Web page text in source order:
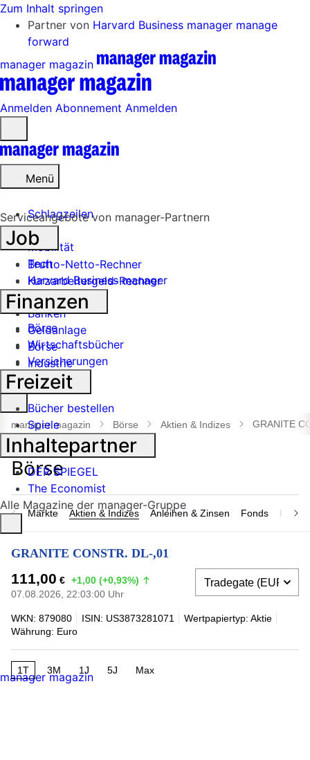
Zum Inhalt springen
Partner von Harvard Business manager manage
forward
manager magazin
Anmelden Abonnement Anmelden
öffnen
Menü
Schlagzeilen
Mobilität
Tech
Harvard Business manager
Handel
Banken
Geldanlage
Börse
Industrie
Suche
öffnen
manager magazin Börse Aktien & Indizes GRANITE
Märkte Aktien & Indizes Anleihen & Zinsen Fonds
GRANITE CONSTR. DL-,01
111,00 € +1,00 (+0,93%)
07.08.2026, 22:03:00 Uhr
WKN: 879080 ISIN: US3873281071
Wertpapiertyp: Aktie
Währung: Euro
1T 3M 1J 5J Max
Serviceangebote von manager-Partnern
Job
Brutto-Netto-Rechner
Kurzarbeitergeld-Rechner
Finanzen
Börse
Wirtschaftsbücher
Versicherungen
Freizeit
Bücher bestellen
Spiele
Inhaltepartner
DER SPIEGEL
The Economist
Alle Magazine der manager-Gruppe
manager magazin